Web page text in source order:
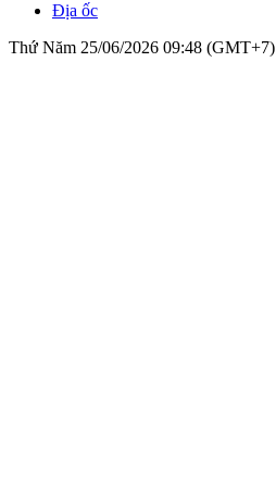
Địa ốc
Thứ Năm 25/06/2026 09:48 (GMT+7)